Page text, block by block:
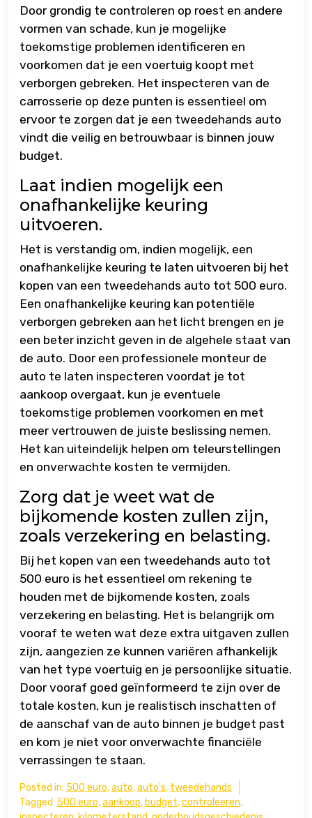
Door grondig te controleren op roest en andere
vormen van schade, kun je mogelijke
toekomstige problemen identificeren en
voorkomen dat je een voertuig koopt met
verborgen gebreken. Het inspecteren van de
carrosserie op deze punten is essentieel om
ervoor te zorgen dat je een tweedehands auto
vindt die veilig en betrouwbaar is binnen jouw
budget.
Laat indien mogelijk een
onafhankelijke keuring
uitvoeren.
Het is verstandig om, indien mogelijk, een
onafhankelijke keuring te laten uitvoeren bij het
kopen van een tweedehands auto tot 500 euro.
Een onafhankelijke keuring kan potentiële
verborgen gebreken aan het licht brengen en je
een beter inzicht geven in de algehele staat van
de auto. Door een professionele monteur de
auto te laten inspecteren voordat je tot
aankoop overgaat, kun je eventuele
toekomstige problemen voorkomen en met
meer vertrouwen de juiste beslissing nemen.
Het kan uiteindelijk helpen om teleurstellingen
en onverwachte kosten te vermijden.
Zorg dat je weet wat de
bijkomende kosten zullen zijn,
zoals verzekering en belasting.
Bij het kopen van een tweedehands auto tot
500 euro is het essentieel om rekening te
houden met de bijkomende kosten, zoals
verzekering en belasting. Het is belangrijk om
vooraf te weten wat deze extra uitgaven zullen
zijn, aangezien ze kunnen variëren afhankelijk
van het type voertuig en je persoonlijke situatie.
Door vooraf goed geïnformeerd te zijn over de
totale kosten, kun je realistisch inschatten of
de aanschaf van de auto binnen je budget past
en kom je niet voor onverwachte financiële
verrassingen te staan.
Posted in: 500 euro,auto,auto's, tweedehands
Tagged: 500 euro,aankoop, budget,controleeren,